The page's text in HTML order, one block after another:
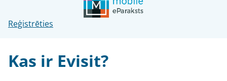
Reģistrēties
Kas ir Evisit?